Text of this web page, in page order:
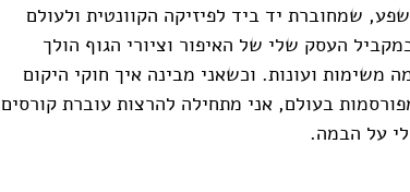
שמחוברת יד ביד לפיזיקה הקוונטית ולעולם
העסק שלי של האיפור וציורי הגוף הולך
משימות ועונות. וכשאני מבינה איך חוקי היקום
בעולם, אני מתחילה להרצות עוברת קורסים
על הבמה.